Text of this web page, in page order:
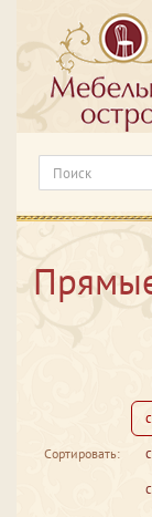
Сортировать: